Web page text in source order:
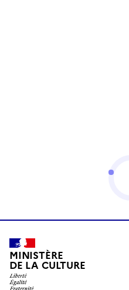
MINISTÈRE
DE LA CULTURE